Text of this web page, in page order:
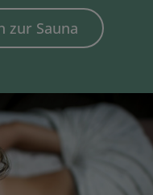
zur Sauna